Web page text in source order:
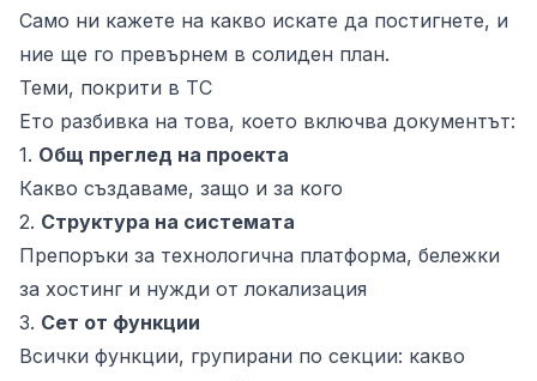
Само ни кажете на какво искате да постигнете, и
ние ще го превърнем в солиден план.
Теми, покрити в ТС
Ето разбивка на това, което включва документът:
1. Общ преглед на проекта
Какво създаваме, защо и за кого
2. Структура на системата
Препоръки за технологична платформа, бележки
за хостинг и нужди от локализация
3. Сет от функции
Всички функции, групирани по секции: какво